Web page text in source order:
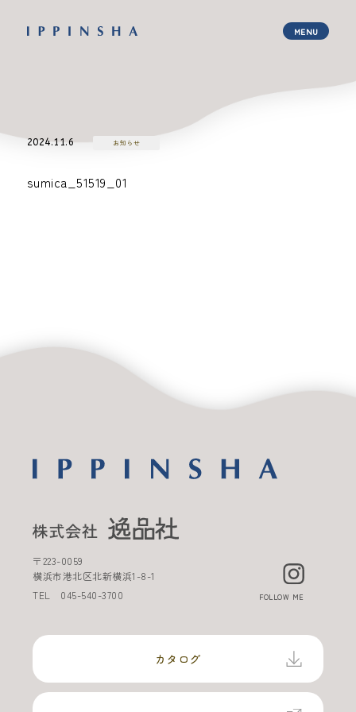
2024.11.6 お知らせ
sumica_51519_01
〒223-0059
横浜市港北区北新横浜1-8-1
TEL 045-540-3700 FOLLOW ME
カタログ